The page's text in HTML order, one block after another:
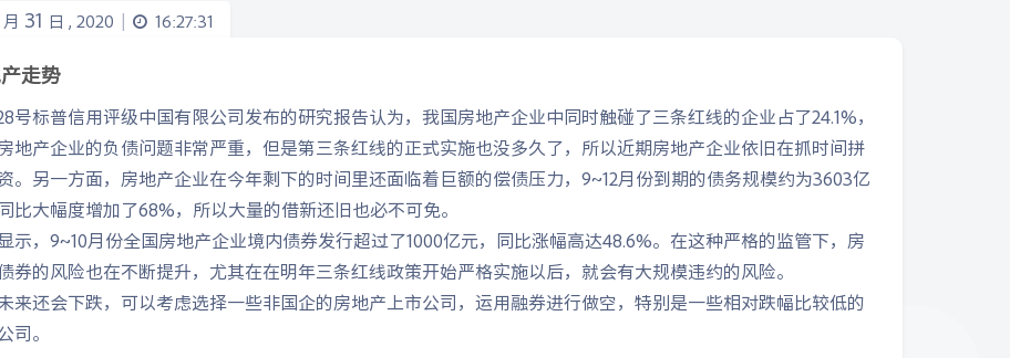
月 31 日 , 2020 | 16:27:31
走势
号标普信用评级中国有限公司发布的研究报告认为，我国房地产企业中同时触碰了三条红线的企业占了24.1%，
地产企业的负债问题非常严重，但是第三条红线的正式实施也没多久了，所以近期房地产企业依旧在抓时间拼
。另一方面，房地产企业在今年剩下的时间里还面临着巨额的偿债压力，9~12月份到期的债务规模约为3603亿
比大幅度增加了68%，所以大量的借新还旧也必不可免。
示，9~10月份全国房地产企业境内债券发行超过了1000亿元，同比涨幅高达48.6%。在这种严格的监管下，房
券的风险也在不断提升，尤其在在明年三条红线政策开始严格实施以后，就会有大规模违约的风险。
来还会下跌，可以考虑选择一些非国企的房地产上市公司，运用融券进行做空，特别是一些相对跌幅比较低的
司。